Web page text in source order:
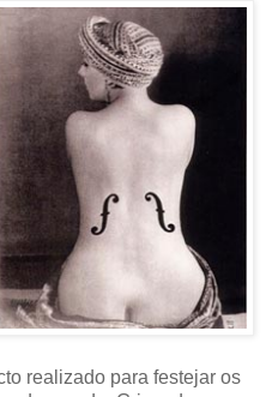
realizado para festejar os